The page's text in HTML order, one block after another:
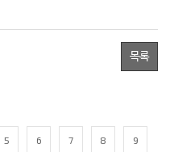
목록
5 6 7 8 9